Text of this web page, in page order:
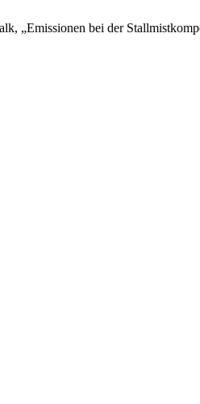
„Emissionen bei der